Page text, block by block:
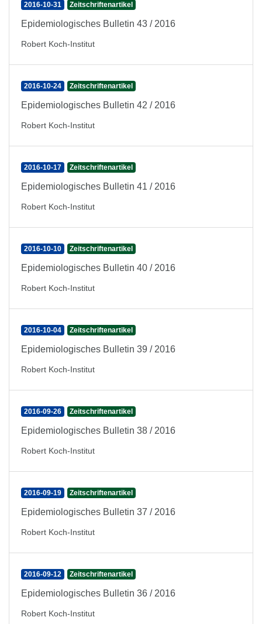
2016-10-31 Zeitschriftenartikel
Epidemiologisches Bulletin 43 / 2016
Robert Koch-Institut
2016-10-24 Zeitschriftenartikel
Epidemiologisches Bulletin 42 / 2016
Robert Koch-Institut
2016-10-17 Zeitschriftenartikel
Epidemiologisches Bulletin 41 / 2016
Robert Koch-Institut
2016-10-10 Zeitschriftenartikel
Epidemiologisches Bulletin 40 / 2016
Robert Koch-Institut
2016-10-04 Zeitschriftenartikel
Epidemiologisches Bulletin 39 / 2016
Robert Koch-Institut
2016-09-26 Zeitschriftenartikel
Epidemiologisches Bulletin 38 / 2016
Robert Koch-Institut
2016-09-19 Zeitschriftenartikel
Epidemiologisches Bulletin 37 / 2016
Robert Koch-Institut
2016-09-12 Zeitschriftenartikel
Epidemiologisches Bulletin 36 / 2016
Robert Koch-Institut